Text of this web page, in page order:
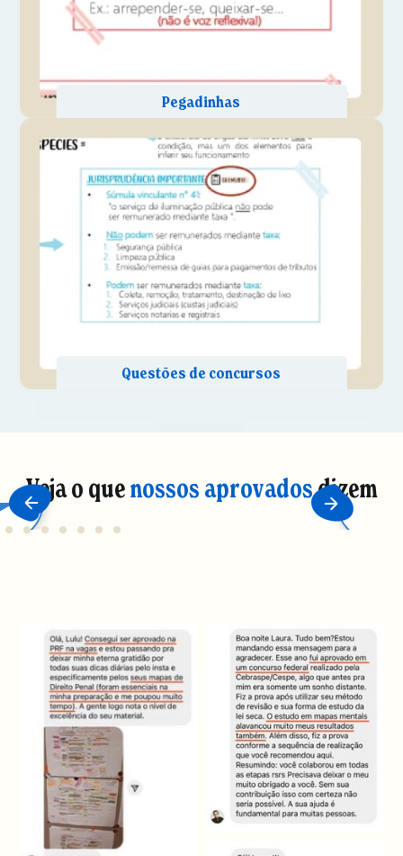
Veja o quenossos aprovadosdizem